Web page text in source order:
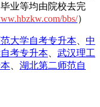
业等均由院校去完
bbs/）
大学自考专升本
中
考专升本
武汉理工
湖北第二师范自